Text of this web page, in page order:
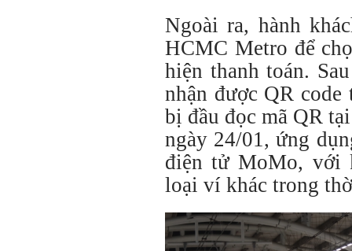
Ngoài ra, hành
HCMC Metro để
hiện thanh toán.
nhận được QR
bị đầu đọc mã QR
ngày 24/01, ứng
điện tử MoMo, với
loại ví khác trong